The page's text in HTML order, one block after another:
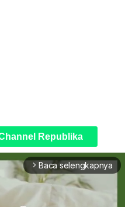
Republika
arrow_forward_ios Baca selengkapnya